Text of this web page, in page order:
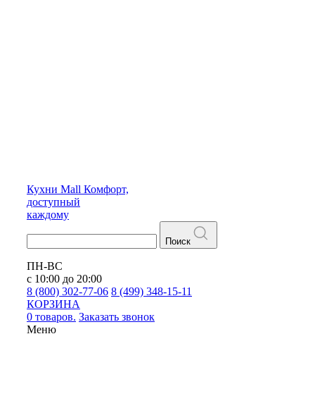
Кухни Mall Комфорт,
доступный
каждому
Поиск
ПН-ВС
с 10:00 до 20:00
8 (800) 302-77-06 8 (499) 348-15-11
КОРЗИНА
0 товаров. Заказать звонок
Меню